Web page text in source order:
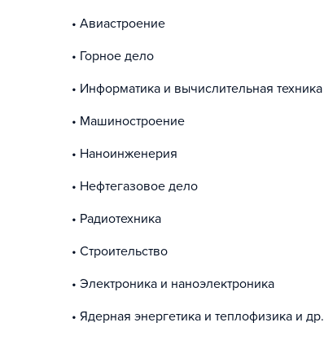
• Авиастроение
• Горное дело
• Информатика и вычислительная техника
• Машиностроение
• Наноинженерия
• Нефтегазовое дело
• Радиотехника
• Строительство
• Электроника и наноэлектроника
• Ядерная энергетика и теплофизика и др.